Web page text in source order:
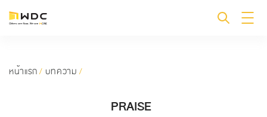
หน้าแรก/ บทความ /
PRAISE